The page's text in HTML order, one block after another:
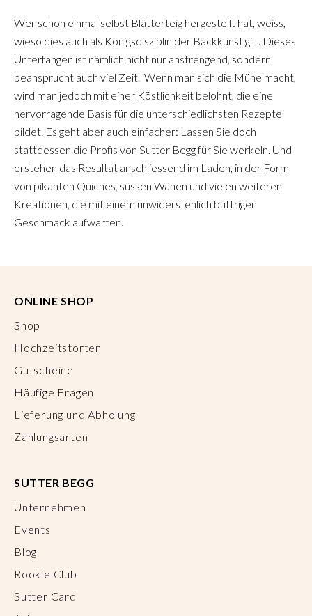
Wer schon einmal selbst Blätterteig hergestellt hat, weiss,
wieso dies auch als Königsdisziplin der Backkunst gilt. Dieses
Unterfangen ist nämlich nicht nur anstrengend, sondern
beansprucht auch viel Zeit. Wenn man sich die Mühe macht,
wird man jedoch mit einer Köstlichkeit belohnt, die eine
hervorragende Basis für die unterschiedlichsten Rezepte
bildet. Es geht aber auch einfacher: Lassen Sie doch
stattdessen die Profis von Sutter Begg für Sie werkeln. Und
erstehen das Resultat anschliessend im Laden, in der Form
von pikanten Quiches, süssen Wähen und vielen weiteren
Kreationen, die mit einem unwiderstehlich buttrigen
Geschmack aufwarten.
ONLINE SHOP
Shop
Hochzeitstorten
Gutscheine
Häufige Fragen
Lieferung und Abholung
Zahlungsarten
SUTTER BEGG
Unternehmen
Events
Blog
Rookie Club
Sutter Card